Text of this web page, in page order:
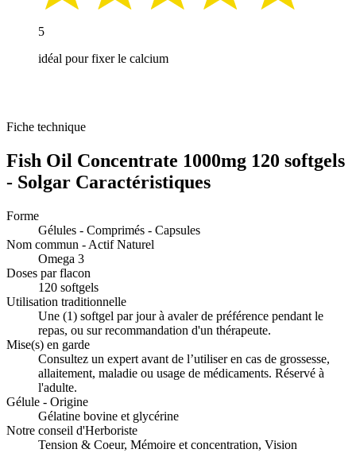
5
idéal pour fixer le calcium
Fiche technique
Fish Oil Concentrate 1000mg 120 softgels
- Solgar Caractéristiques
Forme
Gélules - Comprimés - Capsules
Nom commun - Actif Naturel
Omega 3
Doses par flacon
120 softgels
Utilisation traditionnelle
Une (1) softgel par jour à avaler de préférence pendant le
repas, ou sur recommandation d'un thérapeute.
Mise(s) en garde
Consultez un expert avant de l’utiliser en cas de grossesse,
allaitement, maladie ou usage de médicaments. Réservé à
l'adulte.
Gélule - Origine
Gélatine bovine et glycérine
Notre conseil d'Herboriste
Tension & Coeur, Mémoire et concentration, Vision